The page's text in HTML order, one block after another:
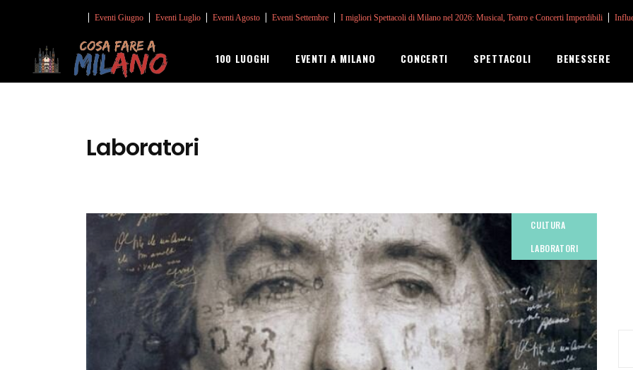
Eventi Giugno Eventi Luglio Eventi Agosto Eventi Settembre I migliori Spettacoli di Milano nel 2026: Musical, Teatro e Concerti Imperdibili
100 LUOGHI EVENTI A MILANO CONCERTI SPETTACOLI BENESSERE
Laboratori
CULTURA
LABORATORI